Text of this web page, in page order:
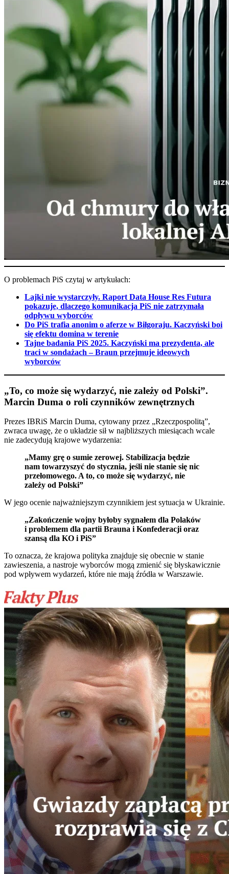
O problemach PiS czytaj w artykułach:
Lajki nie wystarczyły. Raport Data House Res Futura
pokazuje, dlaczego komunikacja PiS nie zatrzymała
odpływu wyborców
Do PiS trafia anonim o aferze w Biłgoraju. Kaczyński boi
się efektu domina w terenie
Tajne badania PiS 2025. Kaczyński ma prezydenta, ale
traci w sondażach – Braun przejmuje ideowych
wyborców
„To, co może się wydarzyć, nie zależy od Polski”.
Marcin Duma o roli czynników zewnętrznych
Prezes IBRiS Marcin Duma, cytowany przez „Rzeczpospolitą”,
zwraca uwagę, że o układzie sił w najbliższych miesiącach wcale
nie zadecydują krajowe wydarzenia:
„Mamy grę o sumie zerowej. Stabilizacja będzie
nam towarzyszyć do stycznia, jeśli nie stanie się nic
przełomowego. A to, co może się wydarzyć, nie
zależy od Polski”
W jego ocenie najważniejszym czynnikiem jest sytuacja w Ukrainie.
„Zakończenie wojny byłoby sygnałem dla Polaków
i problemem dla partii Brauna i Konfederacji oraz
szansą dla KO i PiS”
To oznacza, że krajowa polityka znajduje się obecnie w stanie
zawieszenia, a nastroje wyborców mogą zmienić się błyskawicznie
pod wpływem wydarzeń, które nie mają źródła w Warszawie.